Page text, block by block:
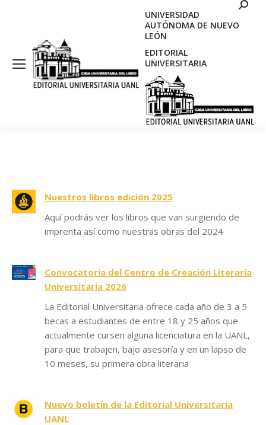
UNIVERSIDAD
AUTÓNOMA DE NUEVO
LEÓN
EDITORIAL
UNIVERSITARIA
Nuestros libros edición 2025
Aquí podrás ver los libros que van surgiendo de
imprenta así como nuestras obras del 2024
Convocatoria del Centro de Creación Literaria
Universitaria 2026
La Editorial Universitaria ofrece cada año de 3 a 5
becas a estudiantes de entre 18 y 25 años que
actualmente cursen alguna licenciatura en la UANL,
para que trabajen, bajo asesoría y en un lapso de
10 meses, su primera obra literaria
Nuevo boletín de la Editorial Universitaria
UANL